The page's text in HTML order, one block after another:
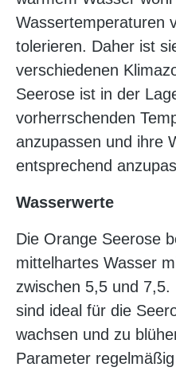
Wassertemperaturen
tolerieren. Daher ist
verschiedenen
Seerose ist in der
vorherrschenden
anzupassen und ihre
entsprechend
Wasserwerte
Die Orange Seerose
mittelhartes Wasser
zwischen 5,5 und
sind ideal für die
wachsen und zu
Parameter